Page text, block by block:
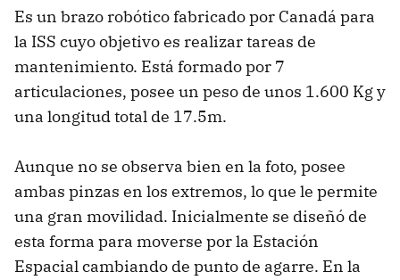
Es un brazo robótico fabricado por Canadá para
la ISS cuyo objetivo es realizar tareas de
mantenimiento. Está formado por 7
articulaciones, posee un peso de unos 1.600 Kg y
una longitud total de 17.5m.
Aunque no se observa bien en la foto, posee
ambas pinzas en los extremos, lo que le permite
una gran movilidad. Inicialmente se diseñó de
esta forma para moverse por la Estación
Espacial cambiando de punto de agarre. En la